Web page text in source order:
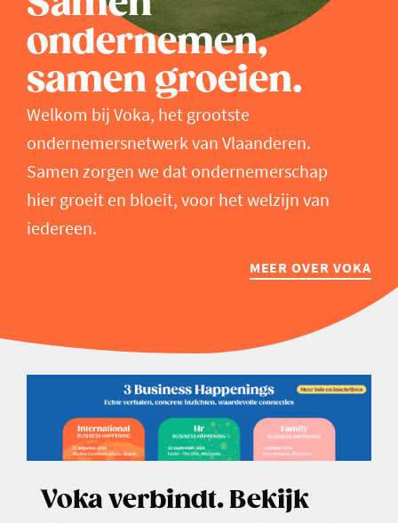
ondernemen,
samen groeien.
Welkom bij Voka, het grootste
ondernemersnetwerk van Vlaanderen.
Samen zorgen we dat ondernemerschap
hier groeit en bloeit, voor het welzijn van
iedereen.
MEER OVER VOKA
Voka verbindt. Bekijk